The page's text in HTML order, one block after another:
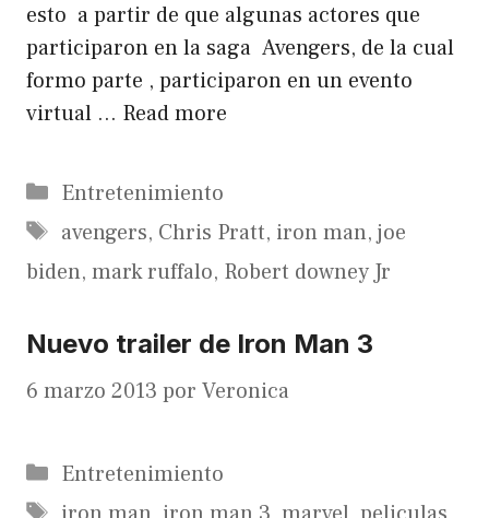
esto a partir de que algunas actores que
participaron en la saga Avengers, de la cual
formo parte , participaron en un evento
virtual … Read more
Categorías
Entretenimiento
Etiquetas
avengers, Chris Pratt, iron man, joe
biden, mark ruffalo, Robert downey Jr
Nuevo trailer de Iron Man 3
6 marzo 2013 por Veronica
Categorías
Entretenimiento
Etiquetas